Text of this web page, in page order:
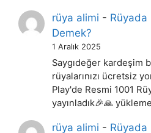
rüya alimi - Rüyada
Demek?
1 Aralık 2025
Saygıdeğer kardeşim
rüyalarınızı ücretsiz
Play'de Resmi 1001
yayınladık🎉🙏
rüya alimi - Rüyada